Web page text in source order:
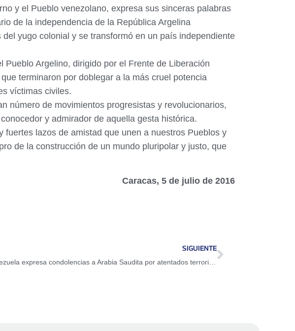
y el Pueblo venezolano, expresa sus sinceras palabras
de la independencia de la República Argelina
yugo colonial y se transformó en un país independiente
Argelino, dirigido por el Frente de Liberación
terminaron por doblegar a la más cruel potencia
víctimas civiles.
número de movimientos progresistas y revolucionarios,
y admirador de aquella gesta histórica.
lazos de amistad que unen a nuestros Pueblos y
de la construcción de un mundo pluripolar y justo, que
Caracas, 5 de julio de 2016
SIGUIENTE
Gobierno de Venezuela expresa condolencias a Arabia Saudita por atentados terroristas